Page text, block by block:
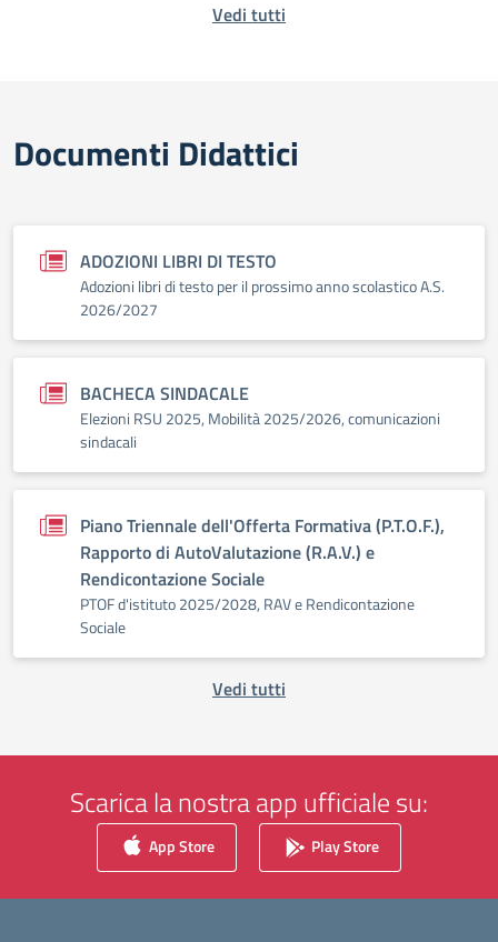
Vedi tutti
Documenti Didattici
ADOZIONI LIBRI DI TESTO
Adozioni libri di testo per il prossimo anno scolastico A.S.
2026/2027
BACHECA SINDACALE
Elezioni RSU 2025, Mobilità 2025/2026, comunicazioni
sindacali
Piano Triennale dell'Offerta Formativa (P.T.O.F.),
Rapporto di AutoValutazione (R.A.V.) e
Rendicontazione Sociale
PTOF d'istituto 2025/2028, RAV e Rendicontazione
Sociale
Vedi tutti
Scarica la nostra app ufficiale su:
App Store Play Store